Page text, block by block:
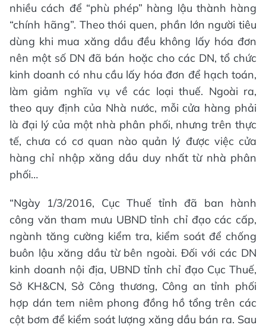
nhiều cách để “phù phép” hàng lậu thành hàng
“chính hãng”. Theo thói quen, phần lớn người tiêu
dùng khi mua xăng dầu đều không lấy hóa đơn
nên một số DN đã bán hoặc cho các DN, tổ chức
kinh doanh có nhu cầu lấy hóa đơn để hạch toán,
làm giảm nghĩa vụ về các loại thuế. Ngoài ra,
theo quy định của Nhà nước, mỗi cửa hàng phải
là đại lý của một nhà phân phối, nhưng trên thực
tế, chưa có cơ quan nào quản lý được việc cửa
hàng chỉ nhập xăng dầu duy nhất từ nhà phân
phối…
“Ngày 1/3/2016, Cục Thuế tỉnh đã ban hành
công văn tham mưu UBND tỉnh chỉ đạo các cấp,
ngành tăng cường kiểm tra, kiểm soát để chống
buôn lậu xăng dầu từ bên ngoài. Đối với các DN
kinh doanh nội địa, UBND tỉnh chỉ đạo Cục Thuế,
Sở KH&CN, Sở Công thương, Công an tỉnh phối
hợp dán tem niêm phong đồng hồ tổng trên các
cột bơm để kiểm soát lượng xăng dầu bán ra. Sau